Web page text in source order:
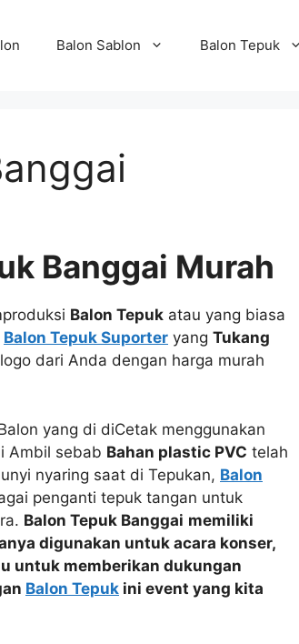
Balon Sablon Balon Tepuk
Banggai Murah
Balon Tepuk atau yang biasa
Balon Tepuk Suporter yang Tukang
dari Anda dengan harga murah
yang di diCetak menggunakan
Ambil sebab Bahan plastic PVC telah
nyaring saat di Tepukan, Balon
penganti tepuk tangan untuk
Balon Tepuk Banggai memiliki
digunakan untuk acara konser,
untuk memberikan dukungan
Balon Tepuk ini event yang kita